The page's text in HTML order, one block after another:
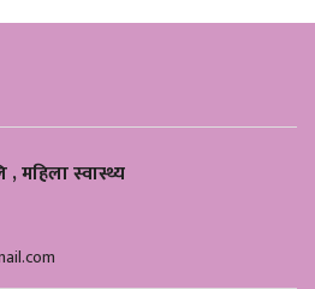
, महिला स्वास्थ्य